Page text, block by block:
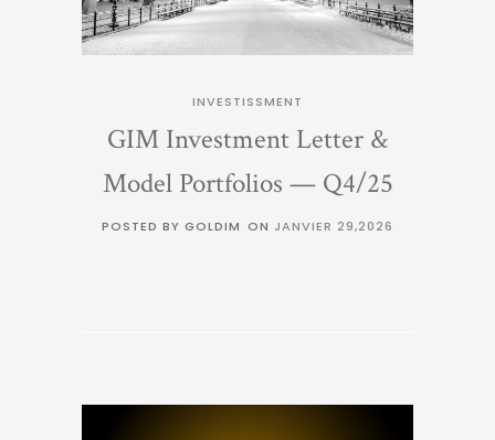
INVESTISSMENT
GIM Investment Letter &
Model Portfolios — Q4/25
POSTED BY GOLDIM ON JANVIER 29,2026